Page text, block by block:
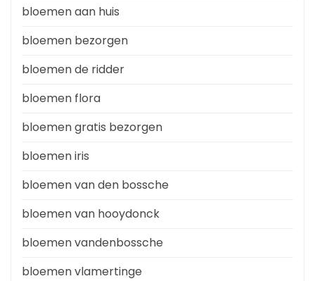
bloemen aan huis
bloemen bezorgen
bloemen de ridder
bloemen flora
bloemen gratis bezorgen
bloemen iris
bloemen van den bossche
bloemen van hooydonck
bloemen vandenbossche
bloemen vlamertinge